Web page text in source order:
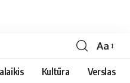
Font
Resizer
Aa
Kultūra Verslas